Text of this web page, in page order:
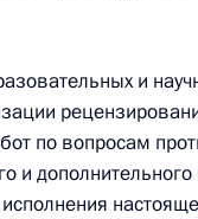
закона «Об
и
по вопросам
и